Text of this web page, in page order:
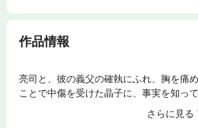
作品情報
亮司と、彼の義父の確執にふれ、胸を痛
ことで中傷を受けた晶子に、事実を知っ
んは、亮司のお義父さんなんだよ！」
った晶子は――!? せつなく時を刻む、セ